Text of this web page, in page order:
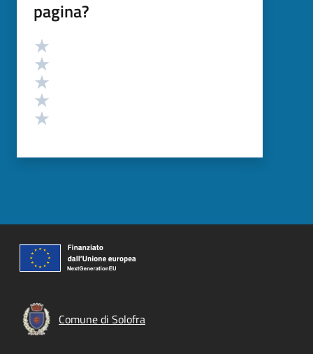
pagina?
Valutazione
Comune di Solofra